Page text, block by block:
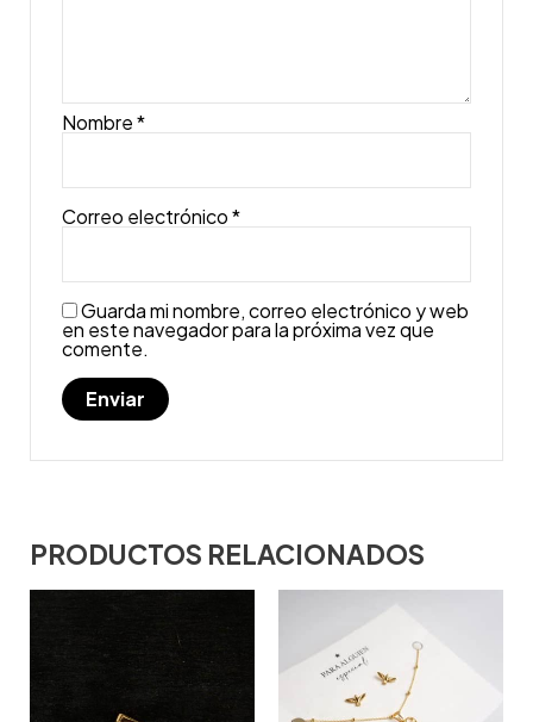
Nombre*
Correo electrónico*
Guarda mi nombre, correo electrónico y web
en este navegador para la próxima vez que
comente.
PRODUCTOS RELACIONADOS